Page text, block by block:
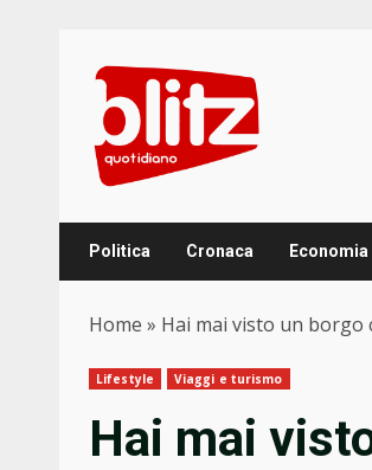
content
Politica Cronaca Economia
Home » Hai mai visto un borgo
Lifestyle Viaggi e turismo
Hai mai